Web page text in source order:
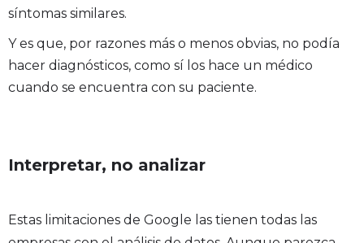
síntomas similares.
Y es que, por razones más o menos obvias, no podía
hacer diagnósticos, como sí los hace un médico
cuando se encuentra con su paciente.
Interpretar, no analizar
Estas limitaciones de Google las tienen todas las